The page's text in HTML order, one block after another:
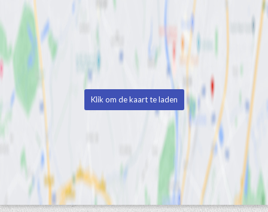
Klik om de kaart te laden